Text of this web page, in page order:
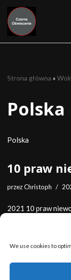
We use cookies to
Przejdź
Strona główna »
Polska
Polska
10 praw
przezChristoph
2021 10 praw
szczepionkę c-x 4.
się więcej »
Spij sobie